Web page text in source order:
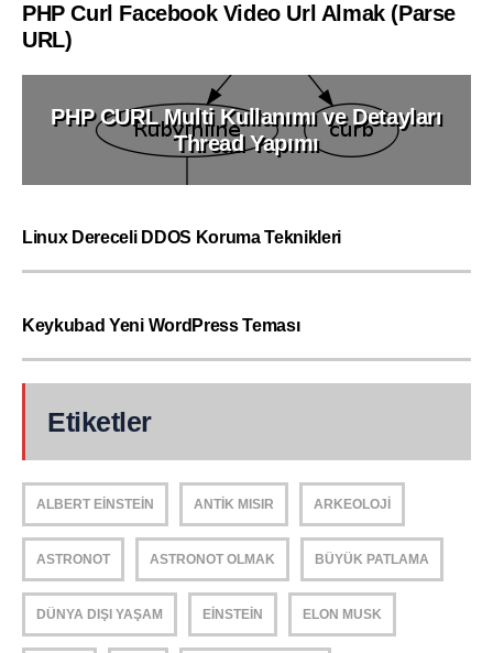
PHP Curl Facebook Video Url Almak (Parse
URL)
PHP CURL Multi Kullanımı ve Detayları
Thread Yapımı
Linux Dereceli DDOS Koruma Teknikleri
Keykubad Yeni WordPress Teması
Etiketler
ALBERT EINSTEIN ANTIK MISIR ARKEOLOJI
ASTRONOT ASTRONOT OLMAK BÜYÜK PATLAMA
DÜNYA DIŞI YAŞAM EINSTEIN ELON MUSK